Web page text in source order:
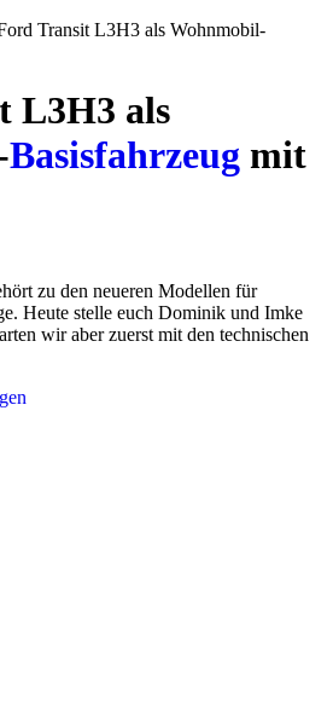
Transit L3H3 als Wohnmobil-
L3H3 als
Basisfahrzeug mit
zu den neueren Modellen für
Heute stelle euch Dominik und Imke
wir aber zuerst mit den technischen